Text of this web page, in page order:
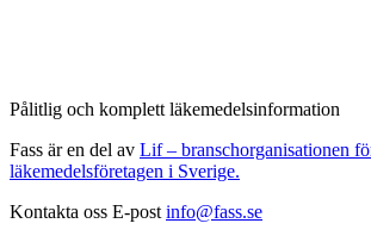
Pålitlig och komplett läkemedelsinformation
Fass är en del av Lif – branschorganisationen
läkemedelsföretagen i Sverige.
Kontakta oss E-post info@fass.se